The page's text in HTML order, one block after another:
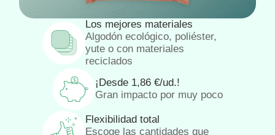
Los mejores materiales
Algodón ecológico, poliéster,
yute o con materiales
reciclados
¡Desde 1,86 €/ud.!
Gran impacto por muy poco
Flexibilidad total
Escoge las cantidades que